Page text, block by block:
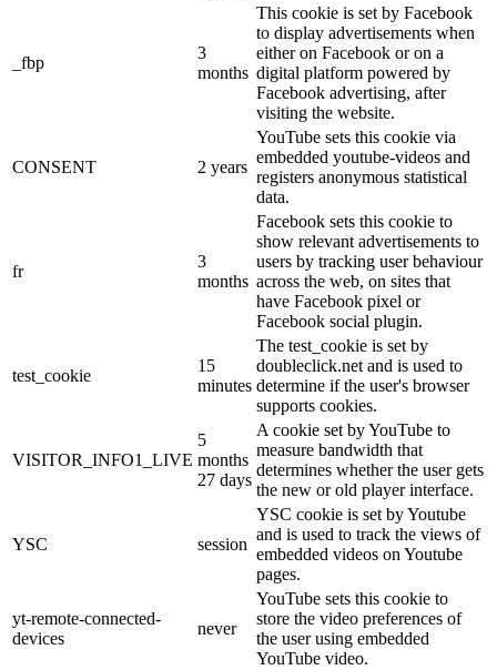
_fbp
3
months
This cookie is set by Facebook
to display advertisements when
either on Facebook or on a
digital platform powered by
Facebook advertising, after
visiting the website.
CONSENT 2 years
YouTube sets this cookie via
embedded youtube-videos and
registers anonymous statistical
data.
fr
3
months
Facebook sets this cookie to
show relevant advertisements to
users by tracking user behaviour
across the web, on sites that
have Facebook pixel or
Facebook social plugin.
test_cookie
15
minutes
The test_cookie is set by
doubleclick.net and is used to
determine if the user's browser
supports cookies.
VISITOR_INFO1_LIVE
5
months
27 days
A cookie set by YouTube to
measure bandwidth that
determines whether the user gets
the new or old player interface.
YSC session
YSC cookie is set by Youtube
and is used to track the views of
embedded videos on Youtube
pages.
yt-remote-connected-
devices
never
YouTube sets this cookie to
store the video preferences of
the user using embedded
YouTube video.